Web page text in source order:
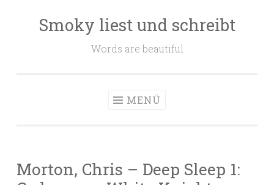
Smoky liest und schreibt
Words are beautiful
MENÜ
Morton, Chris – Deep Sleep 1: